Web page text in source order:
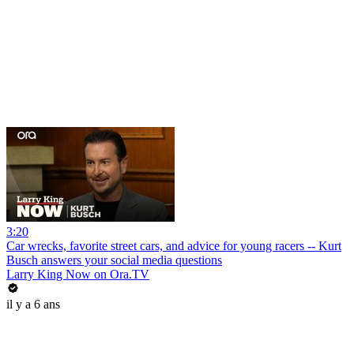
3:20
Car wrecks, favorite street cars, and advice for young racers -- Kurt
Busch answers your social media questions
Larry King Now on Ora.TV
il y a 6 ans